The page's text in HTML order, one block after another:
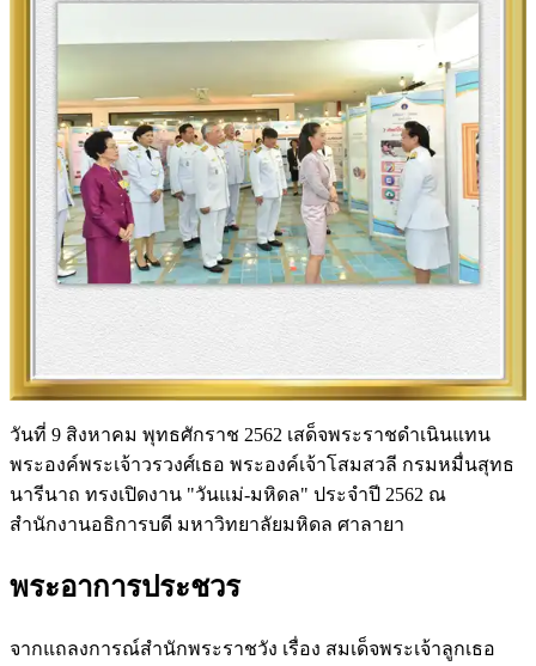
วันที่ 9 สิงหาคม พุทธศักราช 2562 เสด็จพระราชดำเนินแทน
พระองค์พระเจ้าวรวงศ์เธอ พระองค์เจ้าโสมสวลี กรมหมื่นสุทธ
นารีนาถ ทรงเปิดงาน "วันแม่-มหิดล" ประจำปี 2562 ณ
สำนักงานอธิการบดี มหาวิทยาลัยมหิดล ศาลายา
พระอาการประชวร
จากแถลงการณ์สำนักพระราชวัง เรื่อง สมเด็จพระเจ้าลูกเธอ